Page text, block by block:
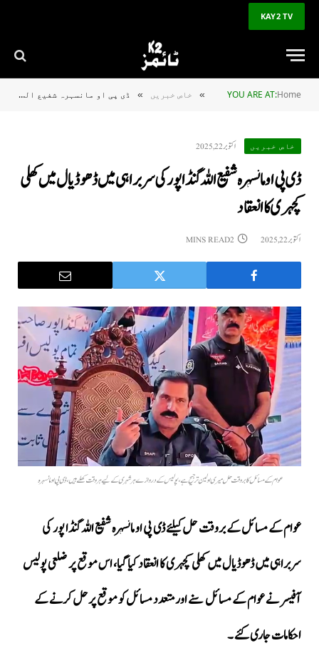
KAY2 TV
YOU ARE AT:Home
» خاص خبریں » ڈی پی او مانسہرہ شفیع اللہ گنڈا پور کی سربراہی میں ڈھوڈیال میں کھلی کچہری کا انعقاد
خاص خبریں اکتوبر 22, 2025
ڈی پی او مانسہرہ شفیع اللہ گنڈا پور کی سربراہی میں ڈھوڈیال میں کھلی
کچہری کا انعقاد
اکتوبر 22, 2025 2 MINS READ
عوام کے مسائل کا بروقت حل میری اولین ترجیح ہے، پولیس کے دروازے ہر شہری کے لیے ہر وقت کھلے ہیں، ڈی پی او مانسہرہ
عوام کے مسائل کے بروقت حل کیلئے ڈی پی او مانسہرہ شفیع اللہ گنڈا پور کی
سربراہی میں ڈھوڈیال میں کھلی کچہری کا انعقاد کیا گیا، اس موقع پر ضلعی پولیس
آفیسر نے عوام کے مسائل سنے اور متعدد مسائل کو موقع پر حل کرنے کے
احکامات جاری کئے ۔